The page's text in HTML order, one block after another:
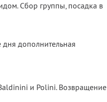
Сбор группы, посадка в
дополнительная
и Polini. Возвращение